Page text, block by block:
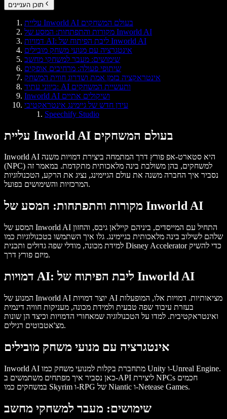
תוכן העניינים
עליית Inworld AI בעולם המשחקים
מקורות והתפתחות: המסע של Inworld AI
דמויות AI: ליבת הפיתוח של Inworld AI
אינטגרציה עם מנועי משחק מובילים
שימושים: מעבר למשחקי מחשב
שיתופי פעולה: מרחיבים אופקים
אינטראקציה בזמן אמת ושדרוג חווית המשחק
כיווני עתיד: AI ותעשיית המשחקים
Inworld AI ושיקולים אתיים
עידן חדש של גיימינג אינטראקטיבי
Speechify Studio
עליית Inworld AI בעולם המשחקים
Inworld AI היא סטארט-אפ פורץ דרך המתמחה ביצירת דמויות משנה
(NPC) למשחקים, בהן משולבת בינה מלאכותית מתקדמת. במאמר זה
נסביר איך החברה משנה את עולם הגיימינג, נציג את הרקע, הטכנולוגיות
המרכזיות והשימושים בפועל.
מקורות והתפתחות: המסע של Inworld AI
המסע של Inworld AI התחיל עם המייסדים, ביניהם קיילאן גיבס, והחזון
שלהם לשילוב בינה מלאכותית בגיימינג. גלו איך השתמשו בטכנולוגיות כמו
למידת מכונה, מודלי שפה גדולים ותכנית Disney Accelerator כדי להשיק
מיזם פורץ דרך.
דמויות AI: ליבת הפיתוח של Inworld AI
המנוע של Inworld AI יוצר דמויות AI מציאותיות. דמויות אלו, המופעלות
בעזרת עיבוד שפה טבעית ולמידת מכונה, מעניקות חוויה דינמית
ואינטראקטיבית. למדו על הטכנולוגיה שמאחורי הדמויות וכיצד הן שונות
מצ'אטבוטים רגילים.
אינטגרציה עם מנועי משחק מובילים
Inworld AI מתחברת בקלות למנועי משחק כמו Unity ו-Unreal Engine.
כאן נסביר איך מפתחים משתמשים ב-API ליצירת NPCs חכמים
במשחקים כמו Skyrim ו-RPG של Niantic ו-Netease Games.
שימושים: מעבר למשחקי מחשב